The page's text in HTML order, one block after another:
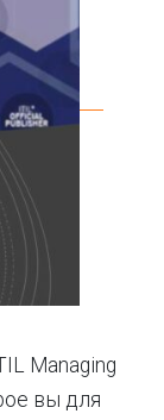
Managing
вы для